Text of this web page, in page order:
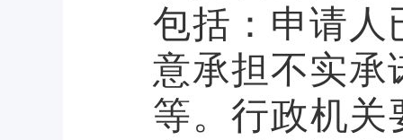
包括：申请人
意承担不实承
等。行政机关